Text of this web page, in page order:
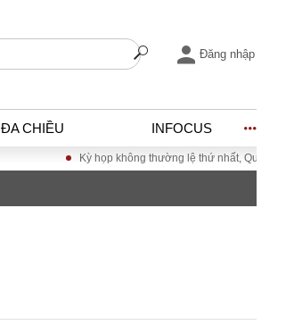
Đăng nhập
ĐA CHIỀU INFOCUS
Kỳ họp không thường lệ thứ nhất, Quốc hội khóa XVI